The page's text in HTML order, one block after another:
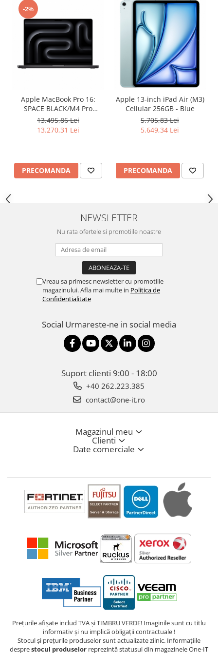
Smartphone IPhone
Boxe
Mouse
Mouse Pad
USB Hub
-2%
Apple MacBook Pro 16:
SPACE BLACK/M4 Pro
14C/20C GPU/24GB/512G-
ROM
13.495,86 Lei
13.270,31 Lei
PRECOMANDA
Apple 13-inch iPad Air (M3)
Cellular 256GB - Blue
5.705,83 Lei
5.649,34 Lei
PRECOMANDA
NEWSLETTER
Nu rata ofertele si promotiile noastre
Vreau sa primesc newsletter cu promotiile
magazinului. Afla mai multe in Politica de
Confidentialitate
Social Urmareste-ne in social media
Suport clienti 9:00 - 18:00
+40 262.223.385
contact@one-it.ro
Magazinul meu
Clienti
Date comerciale
Prețurile afișate includ TVA și TIMBRU VERDE! Imaginile sunt cu titlu
informativ și nu implică obligații contractuale !
Stocul și prețurile produselor sunt actualizate zilnic. Informațiile
desprestocul produselor reprezintă statusul din magazinele One-IT